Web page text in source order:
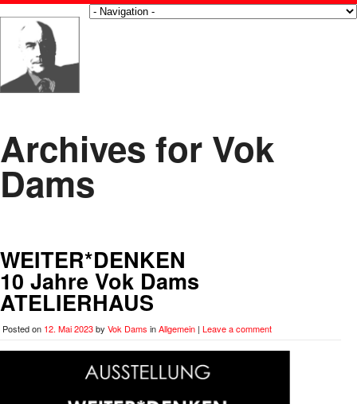
Archives for Vok
Dams
WEITER*DENKEN
10 Jahre Vok Dams
ATELIERHAUS
Posted on 12. Mai 2023by Vok Dams inAllgemein | Leave a comment